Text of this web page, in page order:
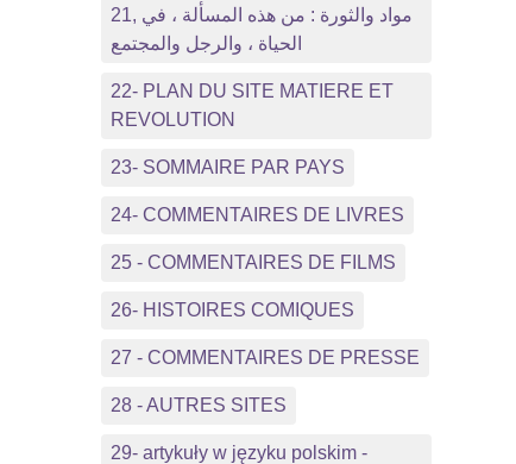
21, مواد والثورة : من هذه المسألة ، في
الحياة ، والرجل والمجتمع
22- PLAN DU SITE MATIERE ET
REVOLUTION
23- SOMMAIRE PAR PAYS
24- COMMENTAIRES DE LIVRES
25 - COMMENTAIRES DE FILMS
26- HISTOIRES COMIQUES
27 - COMMENTAIRES DE PRESSE
28 - AUTRES SITES
29- artykuły w języku polskim -